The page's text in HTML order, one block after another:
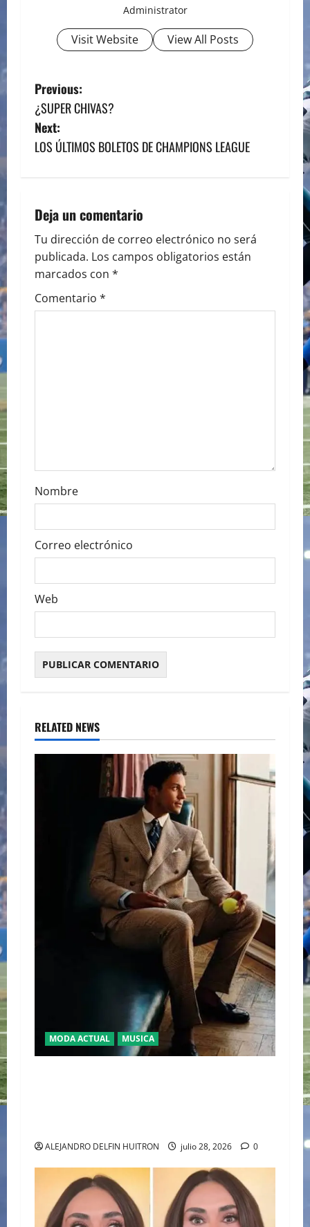
Administrator
Visit Website View All Posts
P
o
s
n
a
v
i
n
Previous:
¿SUPER CHIVAS?
Next:
LOS ÚLTIMOS BOLETOS DE CHAMPIONS LEAGUE
Deja un comentario
Tu dirección de correo electrónico no será
publicada. Los campos obligatorios están
marcados con *
Comentario *
Nombre
Correo electrónico
Web
RELATED NEWS
MODA ACTUAL MUSICA
ALEJANDRO DELFIN HUITRON julio 28, 2026 0